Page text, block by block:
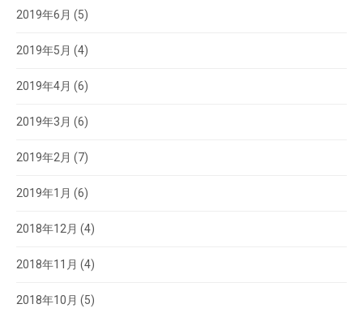
2019年6月 (5)
2019年5月 (4)
2019年4月 (6)
2019年3月 (6)
2019年2月 (7)
2019年1月 (6)
2018年12月 (4)
2018年11月 (4)
2018年10月 (5)